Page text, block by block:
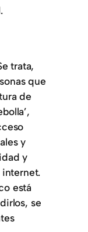
trata,
que
de
y
y
internet.
está
se